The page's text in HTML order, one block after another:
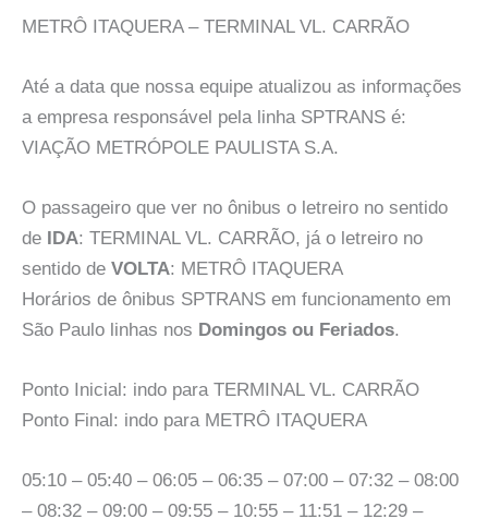
METRÔ ITAQUERA – TERMINAL VL. CARRÃO
Até a data que nossa equipe atualizou as informações
a empresa responsável pela linha SPTRANS é:
VIAÇÃO METRÓPOLE PAULISTA S.A.
O passageiro que ver no ônibus o letreiro no sentido
de IDA: TERMINAL VL. CARRÃO, já o letreiro no
sentido de VOLTA: METRÔ ITAQUERA
Horários de ônibus SPTRANS em funcionamento em
São Paulo linhas nos Domingos ou Feriados.
Ponto Inicial: indo para TERMINAL VL. CARRÃO
Ponto Final: indo para METRÔ ITAQUERA
05:10 – 05:40 – 06:05 – 06:35 – 07:00 – 07:32 – 08:00
– 08:32 – 09:00 – 09:55 – 10:55 – 11:51 – 12:29 –